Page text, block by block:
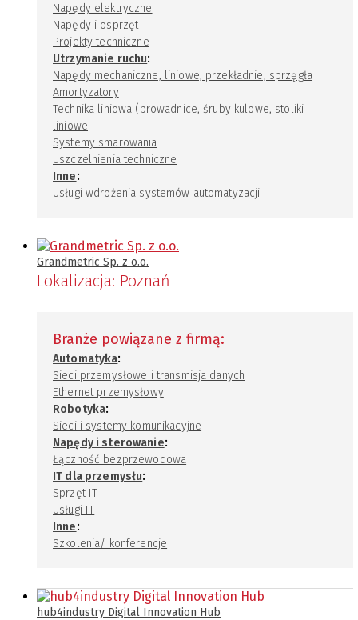
Napędy elektryczne
Napędy i osprzęt
Projekty techniczne
Utrzymanie ruchu:
Napędy mechaniczne, liniowe, przekładnie, sprzęgła
Amortyzatory
Technika liniowa (prowadnice, śruby kulowe, stoliki
liniowe
Systemy smarowania
Uszczelnienia techniczne
Inne:
Usługi wdrożenia systemów automatyzacji
Grandmetric Sp. z o.o.
Lokalizacja: Poznań
Branże powiązane z firmą:
Automatyka:
Sieci przemysłowe i transmisja danych
Ethernet przemysłowy
Robotyka:
Sieci i systemy komunikacyjne
Napędy i sterowanie:
Łączność bezprzewodowa
IT dla przemysłu:
Sprzęt IT
Usługi IT
Inne:
Szkolenia/ konferencje
hub4industry Digital Innovation Hub